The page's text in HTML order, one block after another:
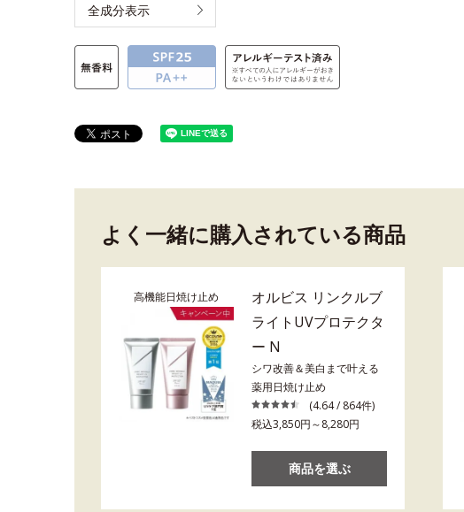
全成分表示
よく一緒に購入されている商品
高機能日焼け止め
オルビス リンクルブ
ライトUVプロテクタ
ー N
シワ改善＆美白まで叶える
薬用日焼け止め
(4.64 / 864件)
税込3,850円～8,280円
商品を選ぶ